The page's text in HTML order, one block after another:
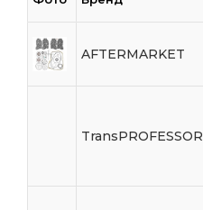
AFTERMARKET
TransPROFESSOR